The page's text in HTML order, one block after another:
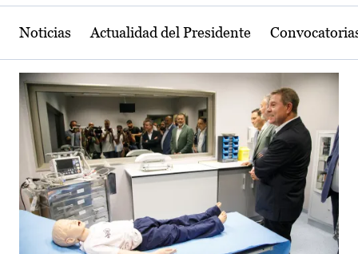
Noticias Actualidad del Presidente